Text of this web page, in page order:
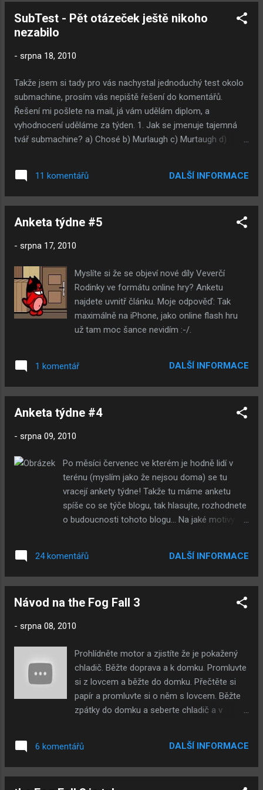
dozvěděl na čem v poslední době Mateusz
escape.
SubTest - Pět otázeček ještě nikoho
nezabilo
- srpna 18, 2010
Takže jsem si tady pro vás nachystal jednoduchý test okolo
submachine, prosím vás nepiště řešení do komentářů.
Řešení mi pošlete na mail, já vám udělám diplom, a
vyhodnocení uděláme za týden. 1. Jak se jmenuje tajemná
tvář submachine? a) Chosé b) Murlaugh c) Murtaugh d)
submachine? a) 2003 b) 2004 c) 2005 d) 2006 3. Kdy byl
vytvořen tento blog (subblog)? a) 2006 b) 2007 c) 2008 4.
Kdy jsem převzal tento blog? a) Prosinec 2008 b) Únor 2009
bylo poprvé v designové soutěži JayilsGames? a) 2006 -
Submachine FLF d) 2010 - Submachine 32 Chambers
11 komentářů DALŠÍ INFORMACE
Anketa týdne #5
- srpna 17, 2010
Myslíte si že se objeví nové díly Veverčí
Rodinky ve formátu online hry? Anketu
najdete uvnitř článku. Moje odpověď: Tak
maximálně na iPhone, jako online flash hru
už tam moc šance nevidím :-/.
1 komentář DALŠÍ INFORMACE
Anketa týdne #4
- srpna 09, 2010
Po měsíci červenec ve kterém je hodně lidí v
terénu (myslím jako že nejsou doma) se tu
vracejí ankety týdne! Takže tu máme anketu
spíše co se týče blogu, tak hlasujte, rozhodnete
o budoucnosti tohoto blogu... Na jaké motivy by
se mi ta hra zalíbila. Info: Nový design se chystá
na: září/říjen
24 komentářů DALŠÍ INFORMACE
Návod na the Fog Fall 3
- srpna 08, 2010
Prohlídněte motor a zjistíte že je pokažený
chladič. Běžte doprava a k domku. Promluvte
si z lovcem a běžte do domku. Přečtěte si
papír a promluvte si o něm s lovcem. Běžte
zpátky do domku a seberte chladič a v
chladiče. Jeďte do města a promluvte si s
prodavačem v obchodě. Koukněte se na
menu obchodu a běžte zpátky za lovcem a
6 komentářů DALŠÍ INFORMACE